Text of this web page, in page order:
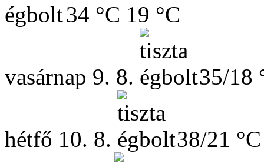
34 °C 19 °C
vasárnap 9. 8. 35/18
hétfő 10. 8. 38/21 °C